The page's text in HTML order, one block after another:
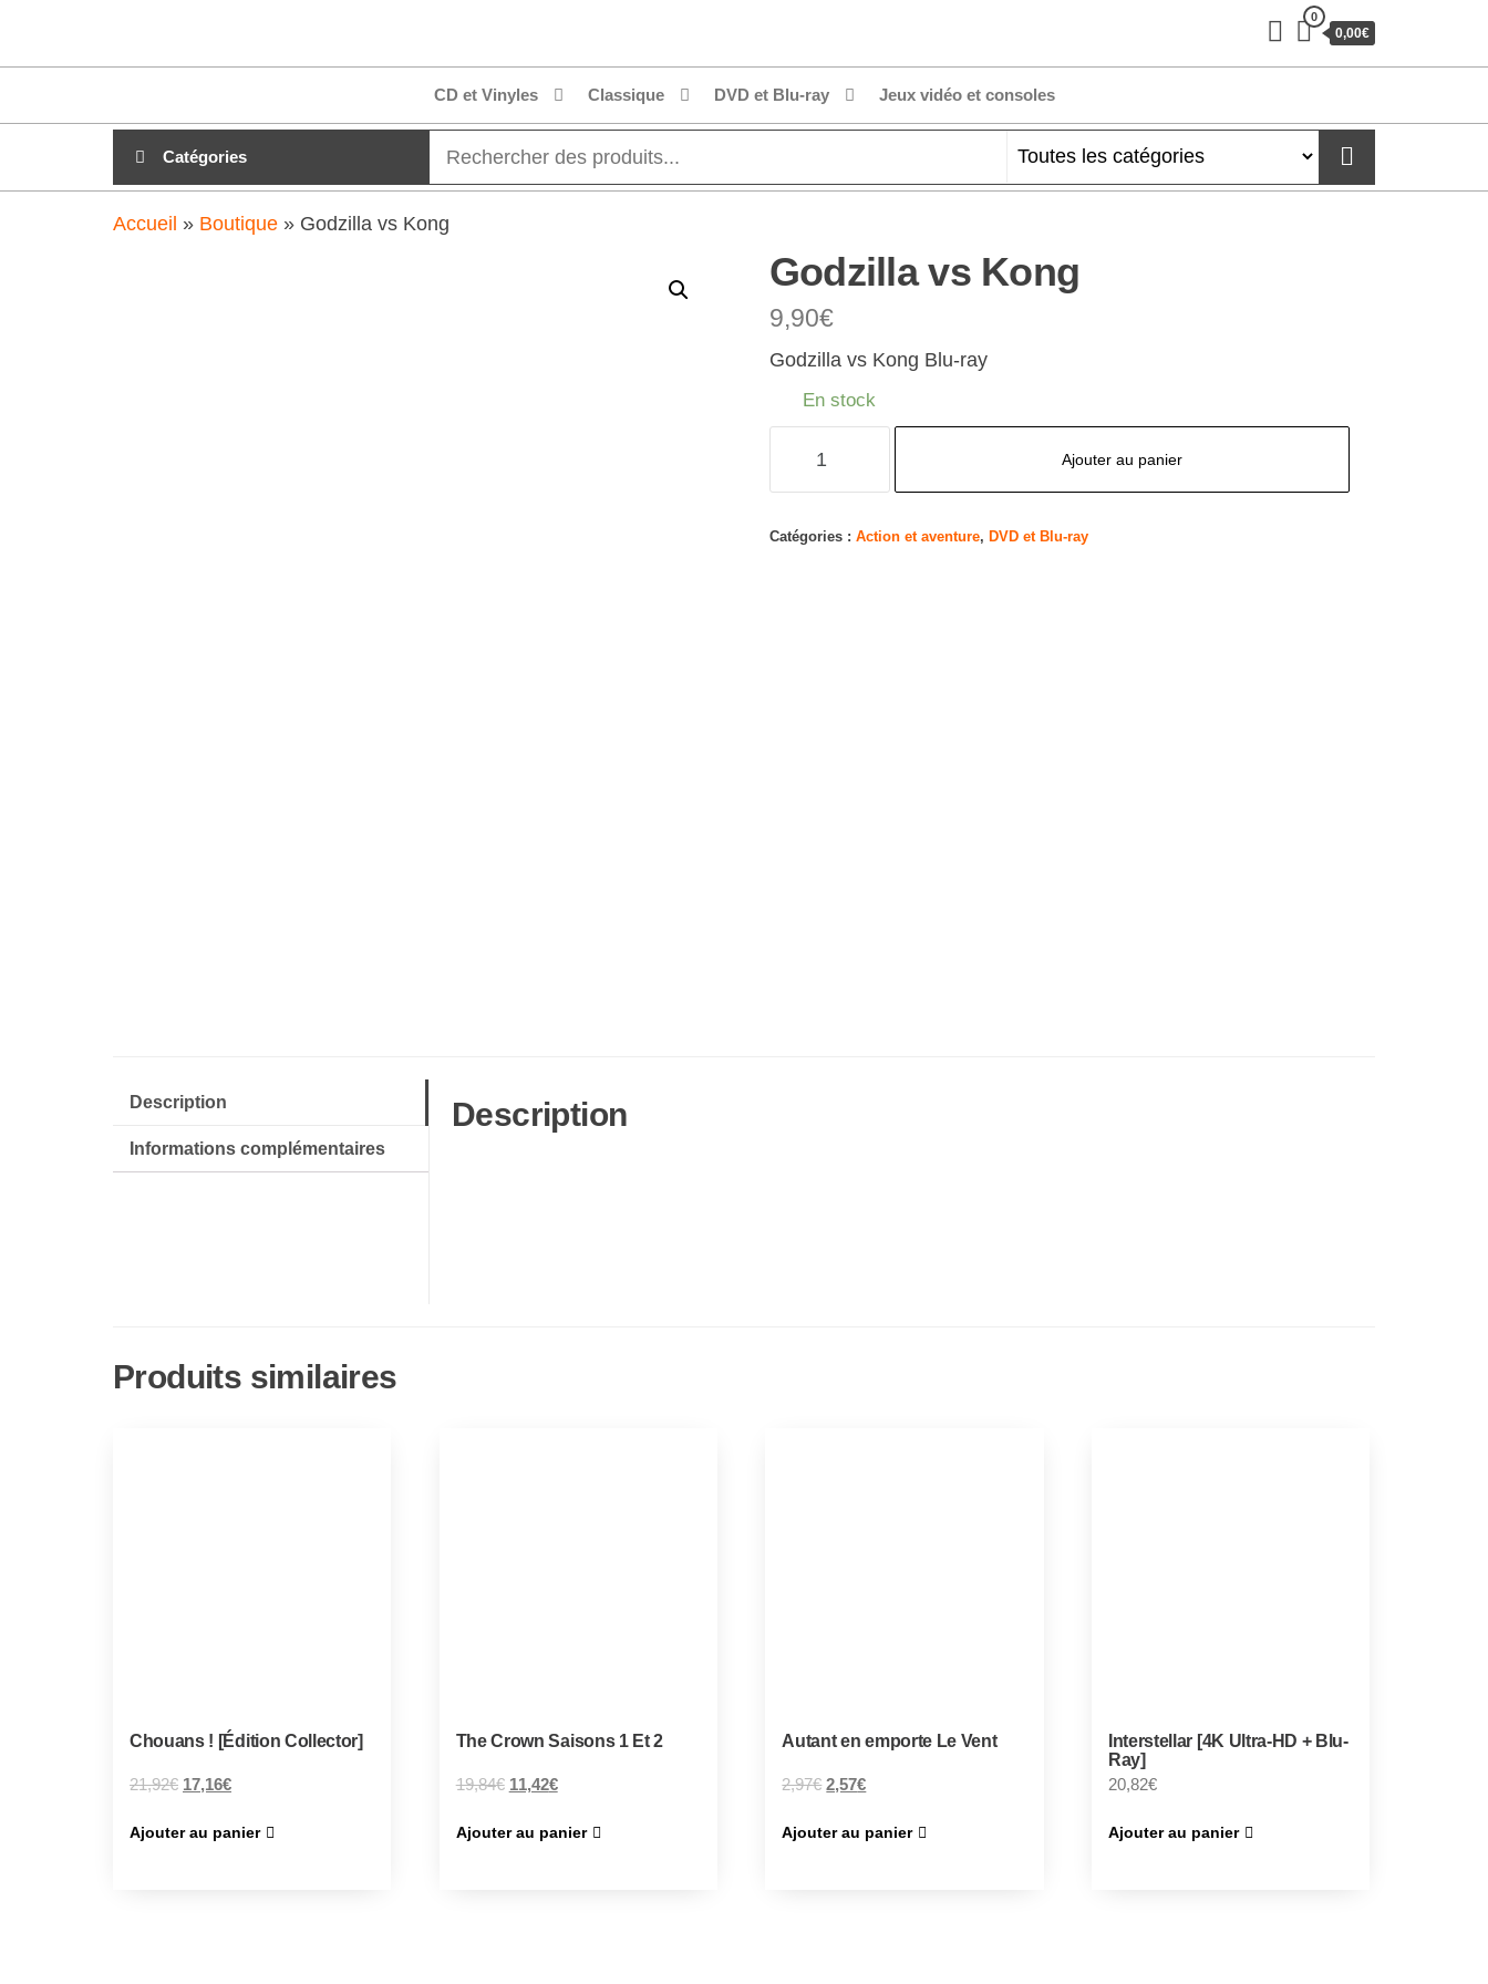
clubdial.fr
0
0,00€
CD et Vinyles Classique DVD et Blu-ray Jeux vidéo et consoles
Catégories
Accueil » Boutique » Godzilla vs Kong
Godzilla vs Kong
9,90€
Godzilla vs Kong Blu-ray
En stock
vs
Ajouter au panier
Catégories : Action et aventure, DVD et Blu-ray
Description
Informations complémentaires
Description
Produits similaires
Chouans ! [Édition Collector]
21,92€ 17,16€
Ajouter au panier
The Crown Saisons 1 Et 2
19,84€ 11,42€
Ajouter au panier
Autant en emporte Le Vent
2,97€ 2,57€
Ajouter au panier
Interstellar [4K Ultra-HD + Blu-
Ray]
20,82€
Ajouter au panier